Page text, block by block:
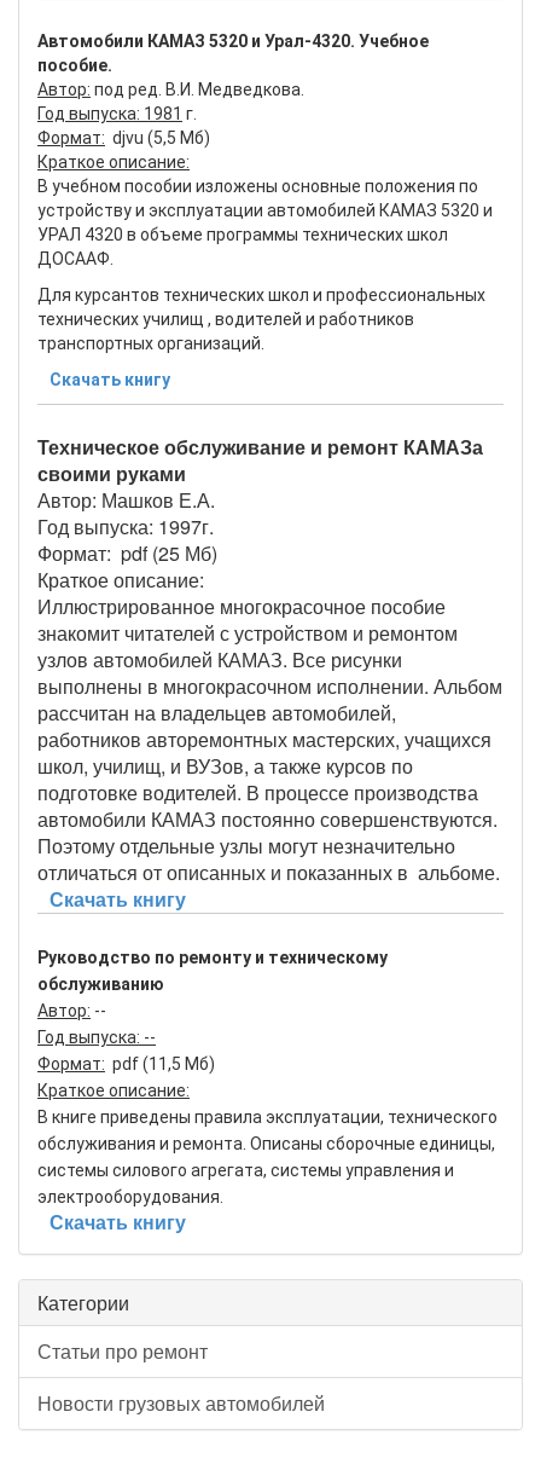
Автомобили КАМАЗ 5320 и Урал-4320. Учебное
пособие.
Автор: под ред. В.И. Медведкова.
Год выпуска: 1981 г.
Формат: djvu (5,5 Мб)
Краткое описание:
В учебном пособии изложены основные положения по
устройству и эксплуатации автомобилей КАМАЗ 5320 и
УРАЛ 4320 в объеме программы технических школ
ДОСААФ.
Для курсантов технических школ и профессиональных
технических училищ , водителей и работников
транспортных организаций.
Скачать книгу
Техническое обслуживание и ремонт КАМАЗа
своими руками
Автор: Машков Е.А.
Год выпуска: 1997г.
Формат: pdf (25 Мб)
Краткое описание:
Иллюстрированное многокрасочное пособие
знакомит читателей с устройством и ремонтом
узлов автомобилей КАМАЗ. Все рисунки
выполнены в многокрасочном исполнении. Альбом
рассчитан на владельцев автомобилей,
работников авторемонтных мастерских, учащихся
школ, училищ, и ВУЗов, а также курсов по
подготовке водителей. В процессе производства
автомобили КАМАЗ постоянно совершенствуются.
Поэтому отдельные узлы могут незначительно
отличаться от описанных и показанных в альбоме.
Скачать книгу
Руководство по ремонту и техническому
обслуживанию
Автор: --
Год выпуска: --
Формат: pdf (11,5 Мб)
Краткое описание:
В книге приведены правила эксплуатации, технического
обслуживания и ремонта. Описаны сборочные единицы,
системы силового агрегата, системы управления и
электрооборудования.
Скачать книгу
Категории
Статьи про ремонт
Новости грузовых автомобилей